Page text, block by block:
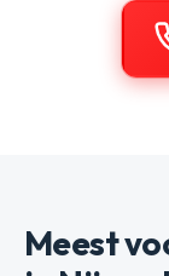
Meest